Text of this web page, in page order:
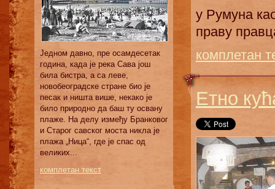
Једном давно, пре осамдесетак
година, када је река Сава још
била бистра, а са леве,
новобеоградске стране био је
песак и ништа више, некако је
било природно да баш ту освану
плаже. На делу између Бранковог
и Старог савског моста никла је
плажа „Ница“, где је спас од
великих...
комплетан текст
у Румуна
праву
комплетан
Етно